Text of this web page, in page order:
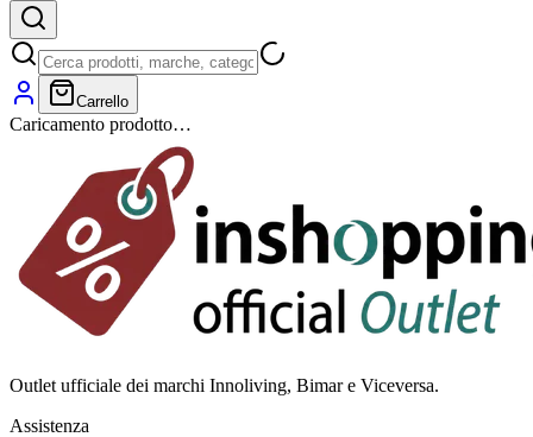
Carrello
Caricamento prodotto…
Outlet ufficiale dei marchi Innoliving, Bimar e Viceversa.
Assistenza